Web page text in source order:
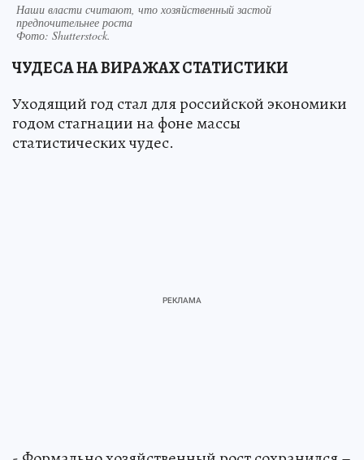
Наши власти считают, что хозяйственный застой
предпочительнее роста
Фото: Shutterstock.
ЧУДЕСА НА ВИРАЖАХ СТАТИСТИКИ
Уходящий год стал для российской экономики
годом стагнации на фоне массы
статистических чудес.